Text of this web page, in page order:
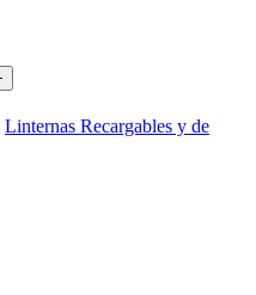
Linternas Recargables y de